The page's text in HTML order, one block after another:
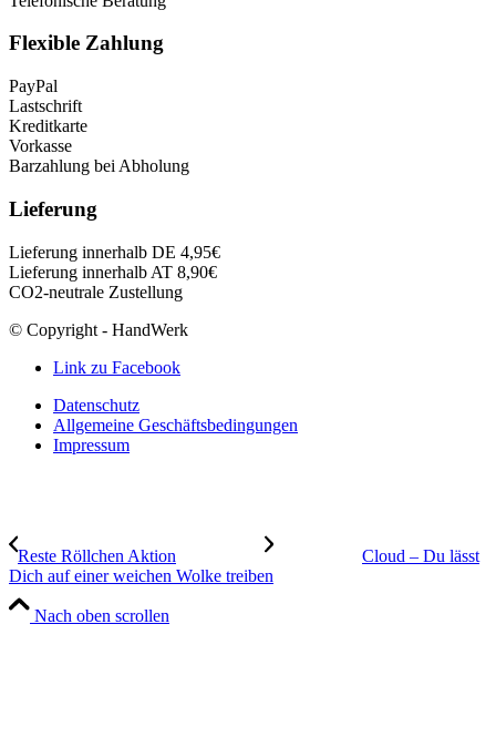
Flexible Zahlung
PayPal
Lastschrift
Kreditkarte
Vorkasse
Barzahlung bei Abholung
Lieferung
Lieferung innerhalb DE 4,95€
Lieferung innerhalb AT 8,90€
CO2-neutrale Zustellung
© Copyright - HandWerk
Link zu Facebook
Datenschutz
Allgemeine Geschäftsbedingungen
Impressum
Reste Röllchen Aktion
Cloud – Du lässt
Dich auf einer weichen Wolke treiben
Nach oben scrollen